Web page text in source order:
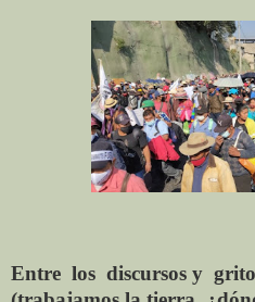
Entre los discursos y